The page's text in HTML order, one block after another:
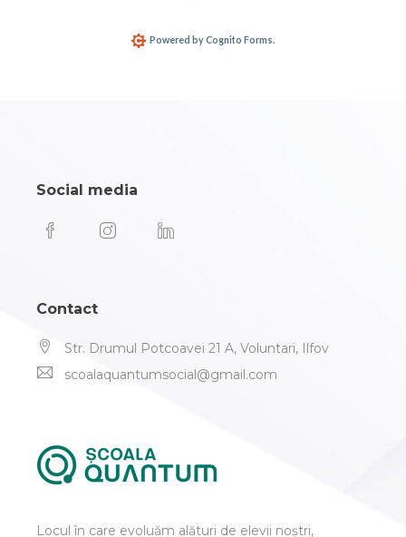
Locul în care evoluăm alături de elevii noștri,
Contact
Str. Drumul Potcoavei 21 A, Voluntari, Ilfov
scoalaquantumsocial@gmail.com
Social media